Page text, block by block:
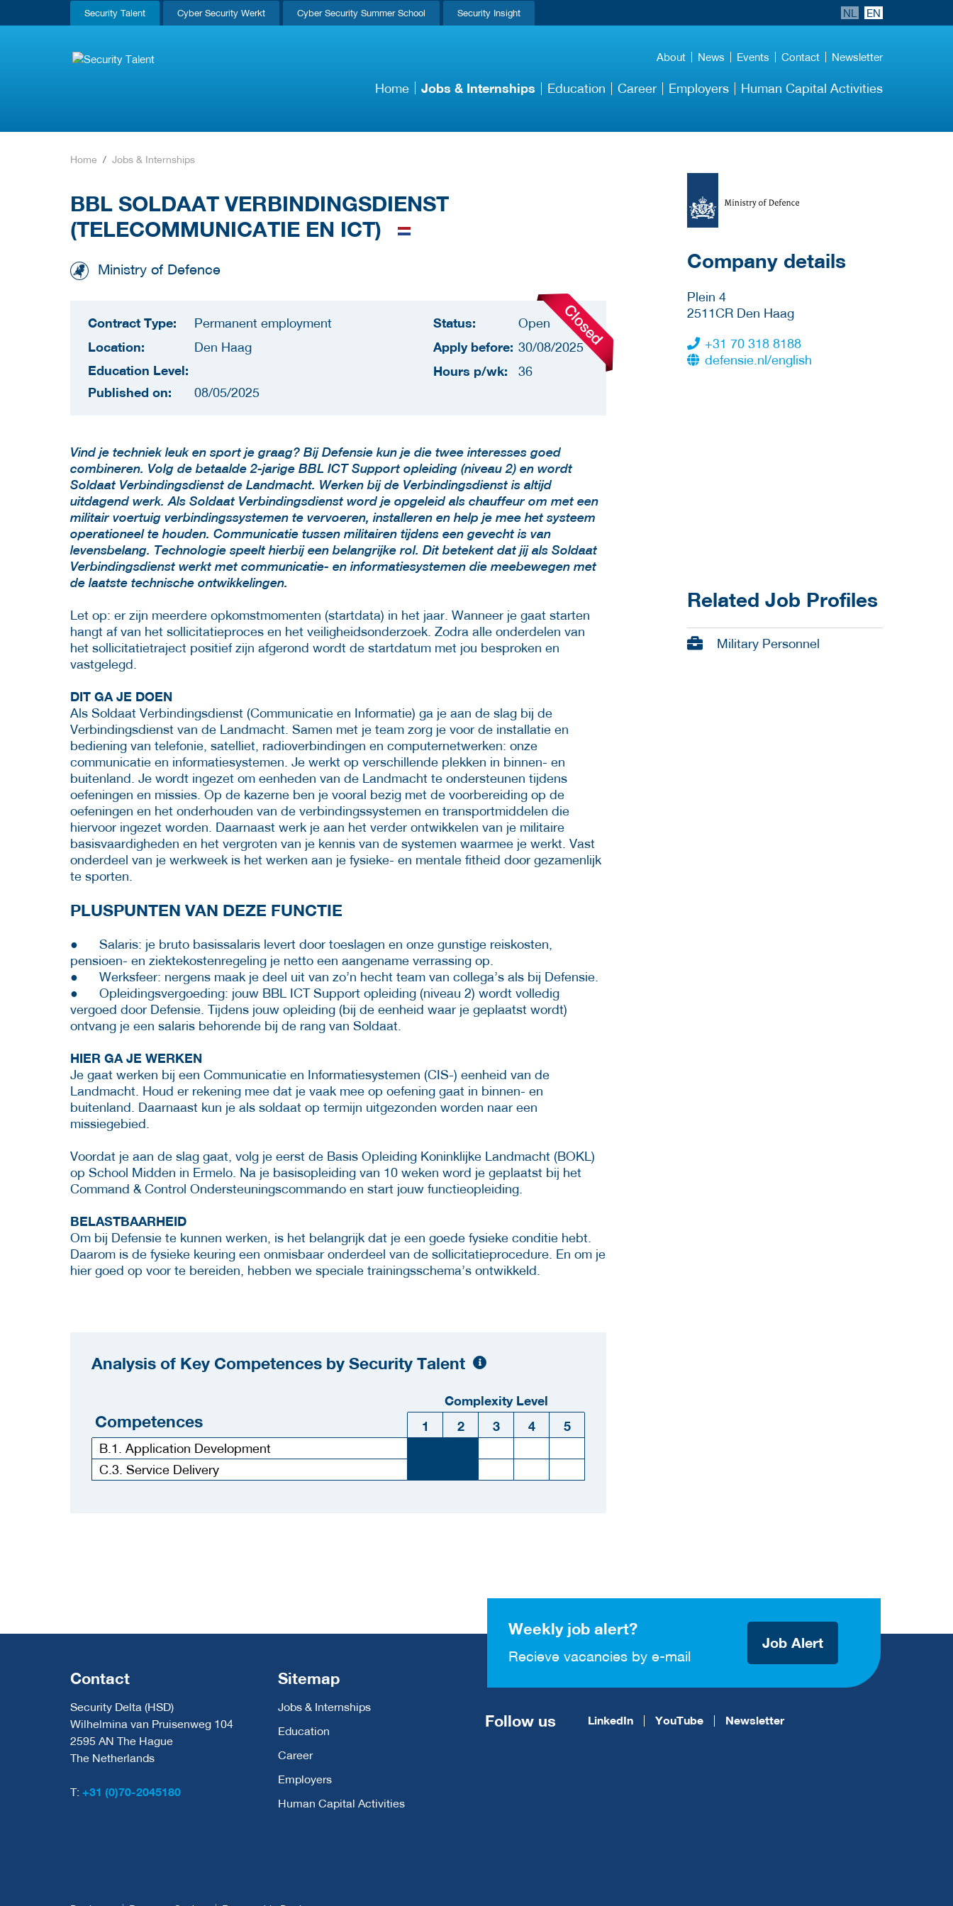
Security Talent Cyber Security Werkt Cyber Security Summer School Security Insight NL EN
About News Events Contact Newsletter
Home Jobs & Internships Education Career Employers Human Capital Activities
Home Jobs & Internships
BBL SOLDAAT VERBINDINGSDIENST
(TELECOMMUNICATIE EN ICT)
Ministry of Defence
Contract Type: Permanent employment
Location: Den Haag
Education Level:
Published on:
08/05/2025
Status: Open
Apply before: 30/08/2025
Hours p/wk: 36
Vind je techniek leuk en sport je graag? Bij Defensie kun je die twee interesses goed
combineren. Volg de betaalde 2-jarige BBL ICT Support opleiding (niveau 2) en wordt
Soldaat Verbindingsdienst de Landmacht. Werken bij de Verbindingsdienst is altijd
uitdagend werk. Als Soldaat Verbindingsdienst word je opgeleid als chauffeur om met een
militair voertuig verbindingssystemen te vervoeren, installeren en help je mee het systeem
operationeel te houden. Communicatie tussen militairen tijdens een gevecht is van
levensbelang. Technologie speelt hierbij een belangrijke rol. Dit betekent dat jij als Soldaat
Verbindingsdienst werkt met communicatie- en informatiesystemen die meebewegen met
de laatste technische ontwikkelingen.
Let op: er zijn meerdere opkomstmomenten (startdata) in het jaar. Wanneer je gaat starten
hangt af van het sollicitatieproces en het veiligheidsonderzoek. Zodra alle onderdelen van
het sollicitatietraject positief zijn afgerond wordt de startdatum met jou besproken en
vastgelegd.
DIT GA JE DOEN
Als Soldaat Verbindingsdienst (Communicatie en Informatie) ga je aan de slag bij de
Verbindingsdienst van de Landmacht. Samen met je team zorg je voor de installatie en
bediening van telefonie, satelliet, radioverbindingen en computernetwerken: onze
communicatie en informatiesystemen. Je werkt op verschillende plekken in binnen- en
buitenland. Je wordt ingezet om eenheden van de Landmacht te ondersteunen tijdens
oefeningen en missies. Op de kazerne ben je vooral bezig met de voorbereiding op de
oefeningen en het onderhouden van de verbindingssystemen en transportmiddelen die
hiervoor ingezet worden. Daarnaast werk je aan het verder ontwikkelen van je militaire
basisvaardigheden en het vergroten van je kennis van de systemen waarmee je werkt. Vast
onderdeel van je werkweek is het werken aan je fysieke- en mentale fitheid door gezamenlijk
te sporten.
PLUSPUNTEN VAN DEZE FUNCTIE
● Salaris: je bruto basissalaris levert door toeslagen en onze gunstige reiskosten,
pensioen- en ziektekostenregeling je netto een aangename verrassing op.
● Werksfeer: nergens maak je deel uit van zo’n hecht team van collega’s als bij Defensie.
● Opleidingsvergoeding: jouw BBL ICT Support opleiding (niveau 2) wordt volledig
vergoed door Defensie. Tijdens jouw opleiding (bij de eenheid waar je geplaatst wordt)
ontvang je een salaris behorende bij de rang van Soldaat.
HIER GA JE WERKEN
Je gaat werken bij een Communicatie en Informatiesystemen (CIS-) eenheid van de
Landmacht. Houd er rekening mee dat je vaak mee op oefening gaat in binnen- en
buitenland. Daarnaast kun je als soldaat op termijn uitgezonden worden naar een
missiegebied.
Voordat je aan de slag gaat, volg je eerst de Basis Opleiding Koninklijke Landmacht (BOKL)
op School Midden in Ermelo. Na je basisopleiding van 10 weken word je geplaatst bij het
Command & Control Ondersteuningscommando en start jouw functieopleiding.
BELASTBAARHEID
Om bij Defensie te kunnen werken, is het belangrijk dat je een goede fysieke conditie hebt.
Daarom is de fysieke keuring een onmisbaar onderdeel van de sollicitatieprocedure. En om je
hier goed op voor te bereiden, hebben we speciale trainingsschema’s ontwikkeld.
Analysis of Key Competences by Security Talent
Complexity Level
Competences 1 2 3 4 5
B.1. Application Development
C.3. Service Delivery
Details
Company details
Plein 4
2511CR Den Haag
+31 70 318 8188
defensie.nl/english
Related Job Profiles
Military Personnel
Weekly job alert?
Recieve vacancies by e-mail
Job Alert
Contact
Security Delta (HSD)
Wilhelmina van Pruisenweg 104
2595 AN The Hague
The Netherlands
T: +31 (0)70-2045180
Sitemap
Jobs & Internships
Education
Career
Employers
Human Capital Activities
Follow us LinkedIn YouTube Newsletter